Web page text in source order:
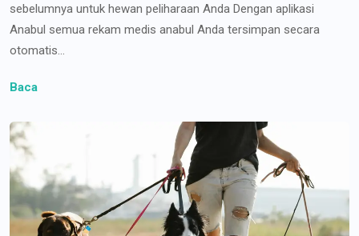
sebelumnya untuk hewan peliharaan Anda Dengan aplikasi
Anabul semua rekam medis anabul Anda tersimpan secara
otomatis...
Baca